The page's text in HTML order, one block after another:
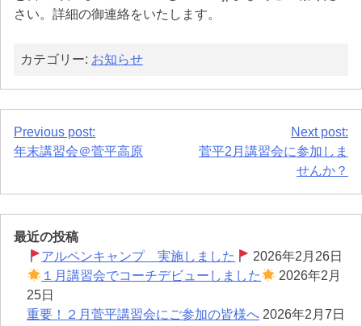
さい。詳細の御連絡をいたします。
カテゴリー: お知らせ
投
ナ
ゲ
ー
シ
Previous post:
年末講習会＠菅平高原
Next post:
菅平2月講習会に参加しま
せんか？
最近の投稿
アルペンキャンプ 実施しました
2026年2月26日
１月講習会でコーチデビューしました
2026年2月
25日
重要！２月菅平講習会にご参加の皆様へ 2026年2月7日